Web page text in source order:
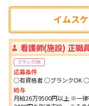
イムス
看護師(施設) 正職
ブランクOK
応募条件
○有資格者 ○ブランクOK
給与
月給26万9500円以上 ※一